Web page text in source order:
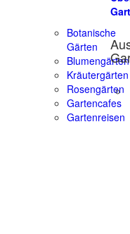
Botanische
Gärten
Blumengärten
Kräutergärten
Rosengärten
Gartencafes
Gartenreisen